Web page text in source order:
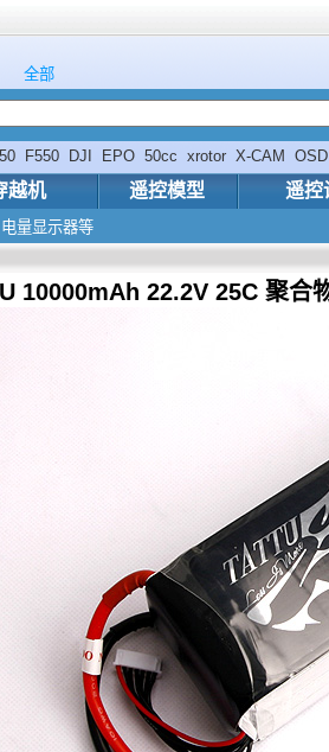
全部
F550 DJI EPO 50cc xrotor X-CAM OSD
越机 遥控模型 遥控
量显示器等
10000mAh 22.2V 25C 聚合